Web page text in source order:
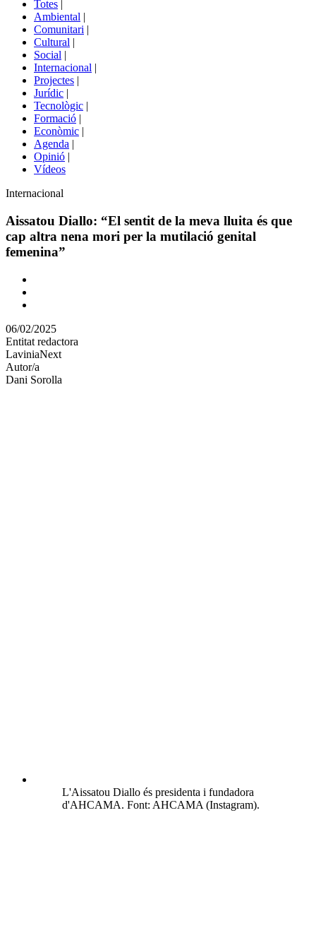
portals
Totes |
Ambiental |
Comunitari |
Cultural |
Social |
Internacional |
Projectes |
Jurídic |
Tecnològic |
Formació |
Econòmic |
Agenda |
Opinió |
Vídeos
Àmbit
la
Internacional
Aissatou Diallo: “El sentit de la meva lluita és que
cap altra nena mori per la mutilació genital
femenina”
Comparteix
altres
xarxes
socials
06/02/2025
Entitat redactora
LaviniaNext
Autor/a
Dani Sorolla
L'Aissatou Diallo és presidenta i fundadora
d'AHCAMA. Font: AHCAMA (Instagram).